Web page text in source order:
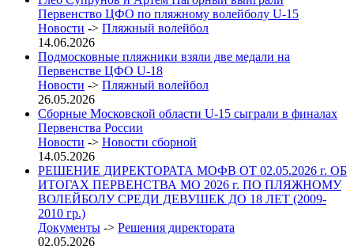
Первенство ЦФО по пляжному волейболу U-15
Новости -> Пляжный волейбол
14.06.2026
Подмосковные пляжники взяли две медали на
Первенстве ЦФО U-18
Новости -> Пляжный волейбол
26.05.2026
Сборные Московской области U-15 сыграли в финалах
Первенства России
Новости -> Новости сборной
14.05.2026
РЕШЕНИЕ ДИРЕКТОРАТА МОФВ ОТ 02.05.2026 г. ОБ
ИТОГАХ ПЕРВЕНСТВА МО 2026 г. ПО ПЛЯЖНОМУ
ВОЛЕЙБОЛУ СРЕДИ ДЕВУШЕК ДО 18 ЛЕТ (2009-
2010 гр.)
Документы -> Решения директората
02.05.2026